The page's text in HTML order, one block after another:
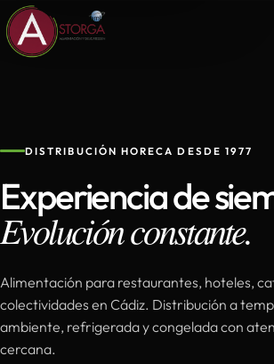
DISTRIBUCIÓN HORECA DESDE 1977
Experiencia de
Evolución constante.
Alimentación para restaurantes, hoteles,
colectividades en Cádiz. Distribución a
ambiente, refrigerada y congelada con
cercana.